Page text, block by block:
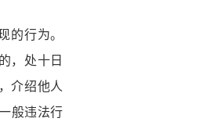
行为。
，处十日
介绍他人
般违法行